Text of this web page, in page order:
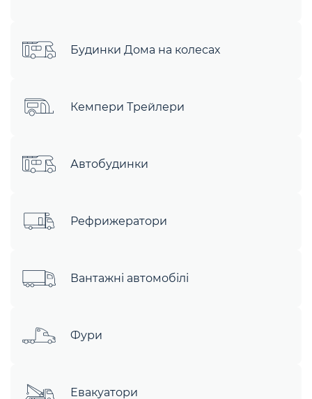
Будинки Дома на колесах
Кемпери Трейлери
Автобудинки
Рефрижератори
Вантажні автомобілі
Фури
Евакуатори